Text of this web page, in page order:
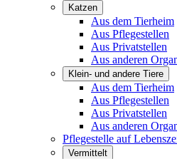
Katzen
Aus dem Tierheim
Aus Pflegestellen
Aus Privatstellen
Aus anderen
Klein- und andere Tiere
Aus dem Tierheim
Aus Pflegestellen
Aus Privatstellen
Aus anderen
Pflegestelle auf
Vermittelt